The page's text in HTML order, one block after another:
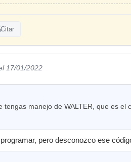
Citar
17/01/2022
tengas manejo de WALTER, que es
pero desconozco ese